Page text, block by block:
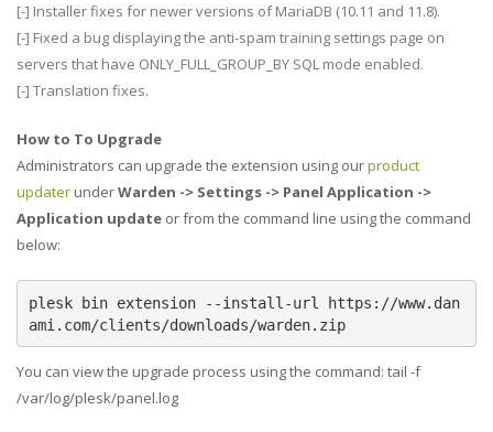
[-] Installer fixes for newer versions of MariaDB (10.11 and 11.8).
[-] Fixed a bug displaying the anti-spam training settings page on
servers that have ONLY_FULL_GROUP_BY SQL mode enabled.
[-] Translation fixes.
How to To Upgrade
Administrators can upgrade the extension using ourproduct
updater underWarden -> Settings -> Panel Application ->
Application update or from the command line using the command
below:
plesk bin extension --install-url https://www.dan
ami.com/clients/downloads/warden.zip
You can view the upgrade process using the command: tail -f
/var/log/plesk/panel.log